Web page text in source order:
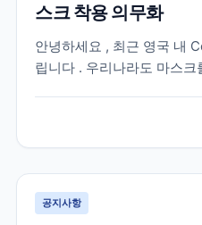
스크 착용 의무화
안녕하세요 , 최근 영국 내
립니다 . 우리나라도 마스크
화 된다고 합니다 . 지난 5
face coverin...
공지사항